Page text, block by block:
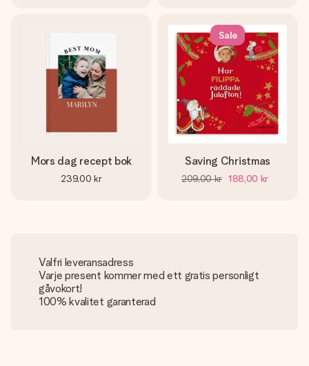
Mors dag recept bok
239,00 kr
Sale
Saving Christmas
209,00 kr 188,00 kr
Valfri leveransadress
Varje present kommer med ett gratis personligt
gåvokort!
100% kvalitet garanterad